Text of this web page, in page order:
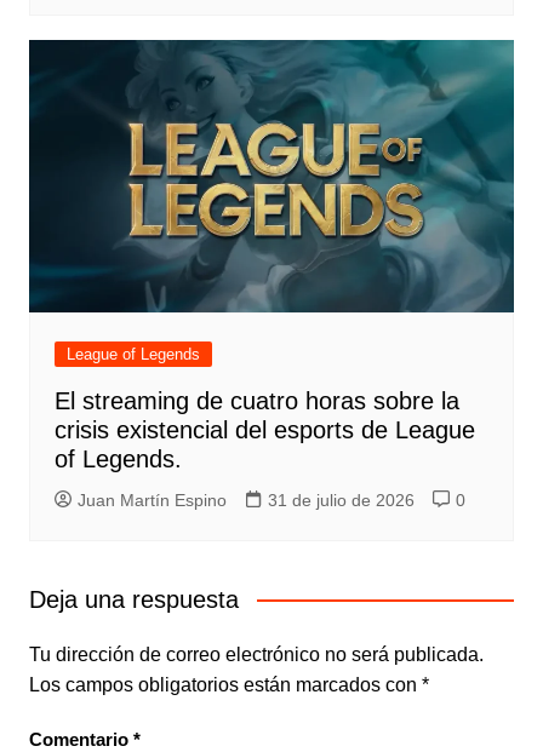
League of Legends
El streaming de cuatro horas sobre la
crisis existencial del esports de League
of Legends.
Juan Martín Espino 31 de julio de 2026 0
Deja una respuesta
Tu dirección de correo electrónico no será publicada.
Los campos obligatorios están marcados con *
Comentario *